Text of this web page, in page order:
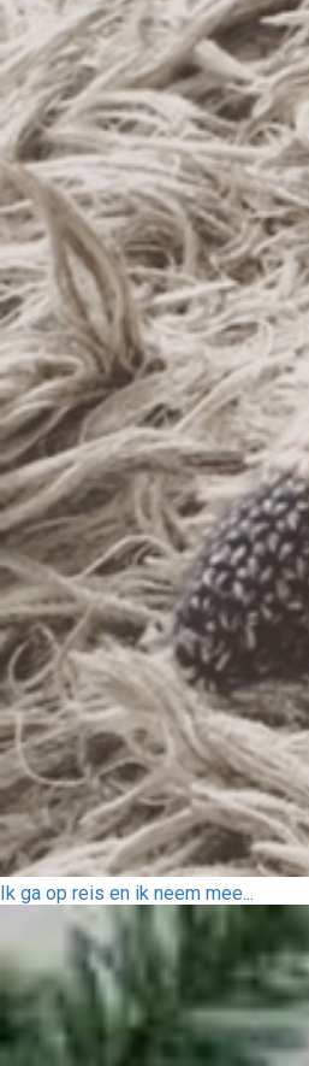
Ik ga op reis en ik neem mee...